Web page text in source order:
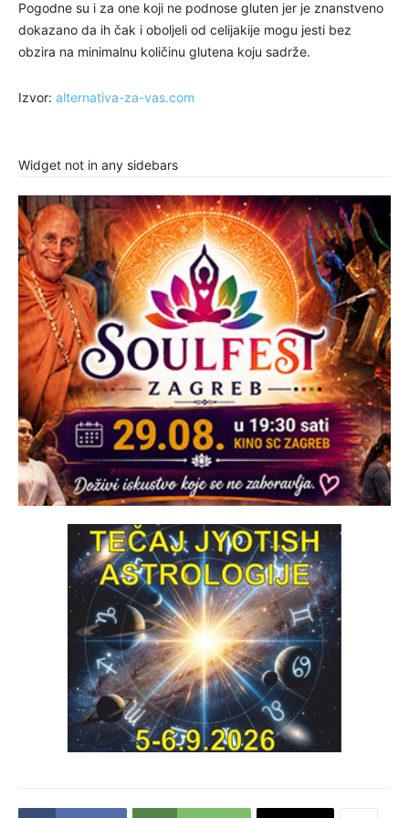
Pogodne su i za one koji ne podnose gluten jer je znanstveno
dokazano da ih čak i oboljeli od celijakije mogu jesti bez
obzira na minimalnu količinu glutena koju sadrže.
Izvor: alternativa-za-vas.com
Widget not in any sidebars